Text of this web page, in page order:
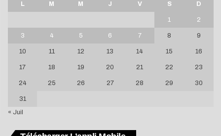
L M M J V S D
1 2
3 4 5 6 7 8 9
10 11 12 13 14 15 16
17 18 19 20 21 22 23
24 25 26 27 28 29 30
31
« Juil